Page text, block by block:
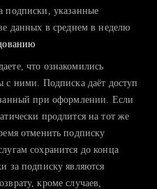
поиск и вручную поднимаете
и оценить шансы
подписки, указанные
данных в среднем в неделю
что ознакомились
с ними. Подписка даёт доступ
при оформлении. Если
продлится на тот же
отменить подписку
сохранится до конца
за подписку являются
кроме случаев,